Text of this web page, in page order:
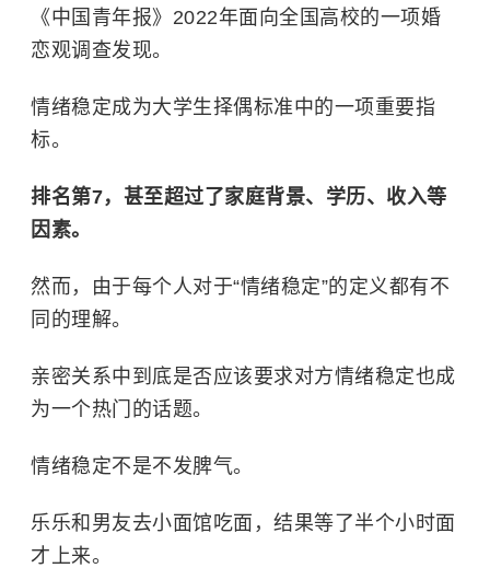
《中国青年报》2022年面向全国高校的一项婚
恋观调查发现。
情绪稳定成为大学生择偶标准中的一项重要指
标。
排名第7，甚至超过了家庭背景、学历、收入等
因素。
然而，由于每个人对于“情绪稳定”的定义都有不
同的理解。
亲密关系中到底是否应该要求对方情绪稳定也成
为一个热门的话题。
情绪稳定不是不发脾气。
乐乐和男友去小面馆吃面，结果等了半个小时面
才上来。